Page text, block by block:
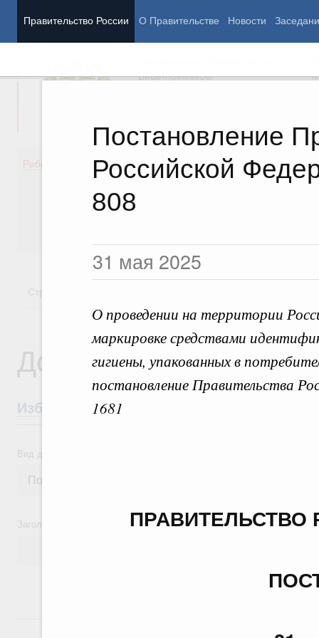
Правительство России О Правительстве Новости
Постановление
Российской
808
31 мая 2025
О проведении на территории
маркировке средствами
гигиены, упакованных в
постановление Правительства
1681
Вице-премьеры
Работа Правительства
Демография
Здоровье
Стратегии
Документы
Избранные документы со справками к
Вид документа
Заголовок или текст документа